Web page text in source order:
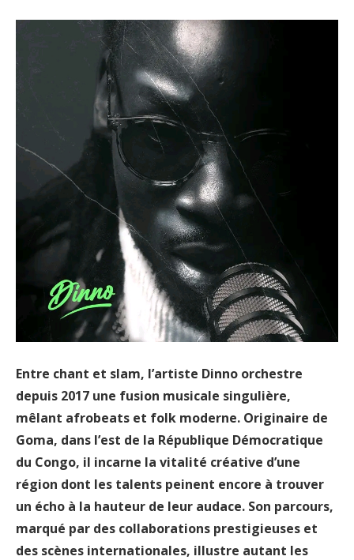
Entre chant et slam, l’artiste Dinno orchestre
depuis 2017 une fusion musicale singulière,
mêlant afrobeats et folk moderne. Originaire de
Goma, dans l’est de la République Démocratique
du Congo, il incarne la vitalité créative d’une
région dont les talents peinent encore à trouver
un écho à la hauteur de leur audace. Son parcours,
marqué par des collaborations prestigieuses et
des scènes internationales, illustre autant les